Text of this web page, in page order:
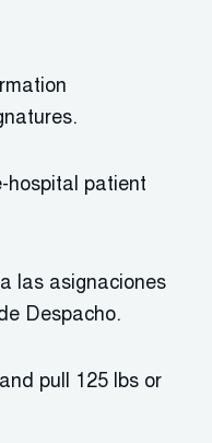
hospital patient
las asignaciones
Despacho.
and pull 125 lbs or